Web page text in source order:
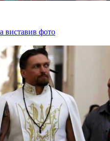
виставив фото